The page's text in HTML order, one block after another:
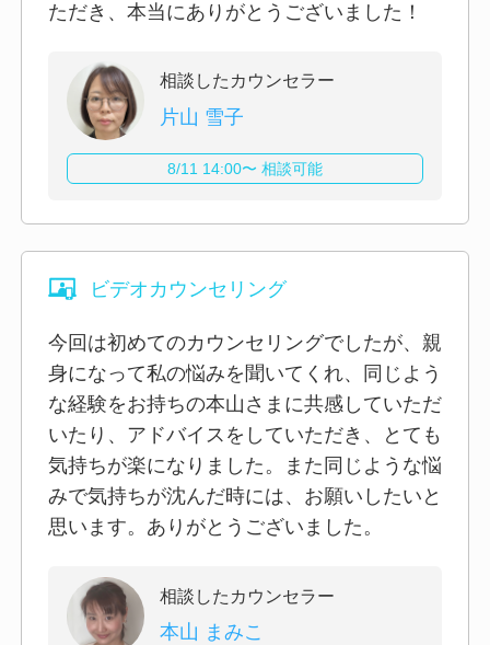
ただき、本当にありがとうございました！
相談したカウンセラー
片山 雪子
8/11 14:00〜 相談可能
ビデオカウンセリング
今回は初めてのカウンセリングでしたが、親
身になって私の悩みを聞いてくれ、同じよう
な経験をお持ちの本山さまに共感していただ
いたり、アドバイスをしていただき、とても
気持ちが楽になりました。また同じような悩
みで気持ちが沈んだ時には、お願いしたいと
思います。ありがとうございました。
相談したカウンセラー
本山 まみこ